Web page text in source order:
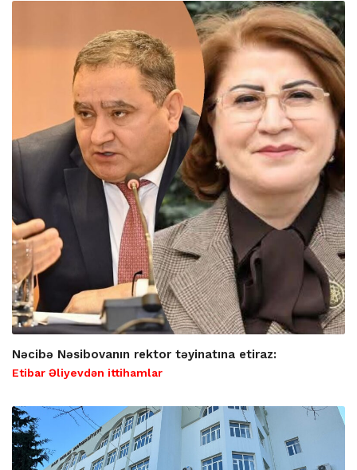
Nəcibə Nəsibovanın rektor təyinatına etiraz:
Etibar Əliyevdən ittihamlar